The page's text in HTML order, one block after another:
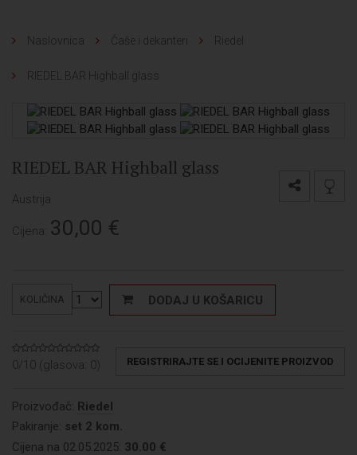
Naslovnica Čaše i dekanteri Riedel
RIEDEL BAR Highball glass
RIEDEL BAR Highball glass
Austrija
Cijena: 30,00 €
KOLIČINA DODAJ U KOŠARICU
0/10 (glasova: 0) REGISTRIRAJTE SE I OCIJENITE PROIZVOD
Proizvođač: Riedel
Pakiranje: set 2 kom.
Cijena na 02.05.2025: 30.00 €